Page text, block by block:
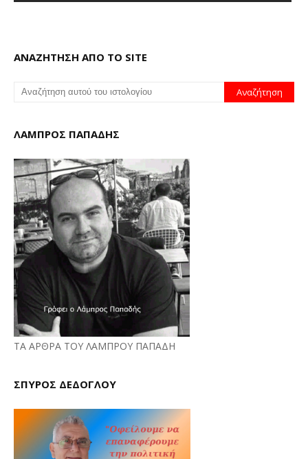
ΑΝΑΖΗΤΗΣΗ ΑΠΟ ΤΟ SITE
ΛΑΜΠΡΟΣ ΠΑΠΑΔΗΣ
ΤΑ ΑΡΘΡΑ ΤΟΥ ΛΑΜΠΡΟΥ ΠΑΠΑΔΗ
ΣΠΥΡΟΣ ΔΕΔΟΓΛΟΥ